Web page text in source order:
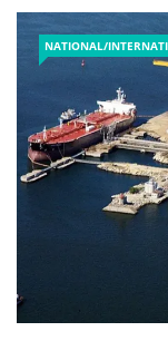
NATIONAL/